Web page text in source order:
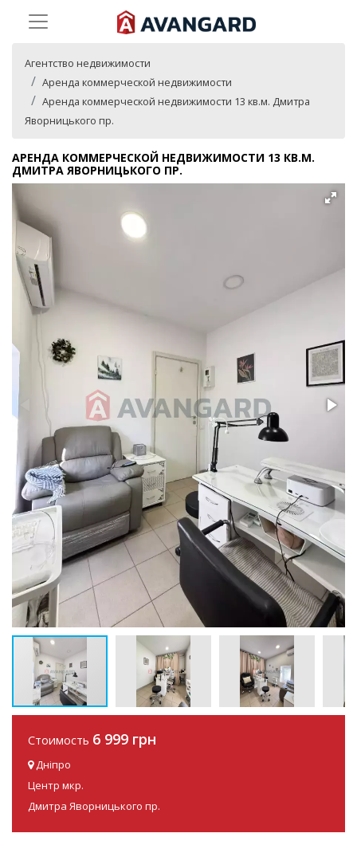
Агентство недвижимости
Аренда коммерческой недвижимости
Аренда коммерческой недвижимости 13 кв.м. Дмитра
Яворницького пр.
АРЕНДА КОММЕРЧЕСКОЙ НЕДВИЖИМОСТИ 13 КВ.М.
ДМИТРА ЯВОРНИЦЬКОГО ПР.
Стоимость 6 999 грн
Дніпро
Центр мкр.
Дмитра Яворницького пр.